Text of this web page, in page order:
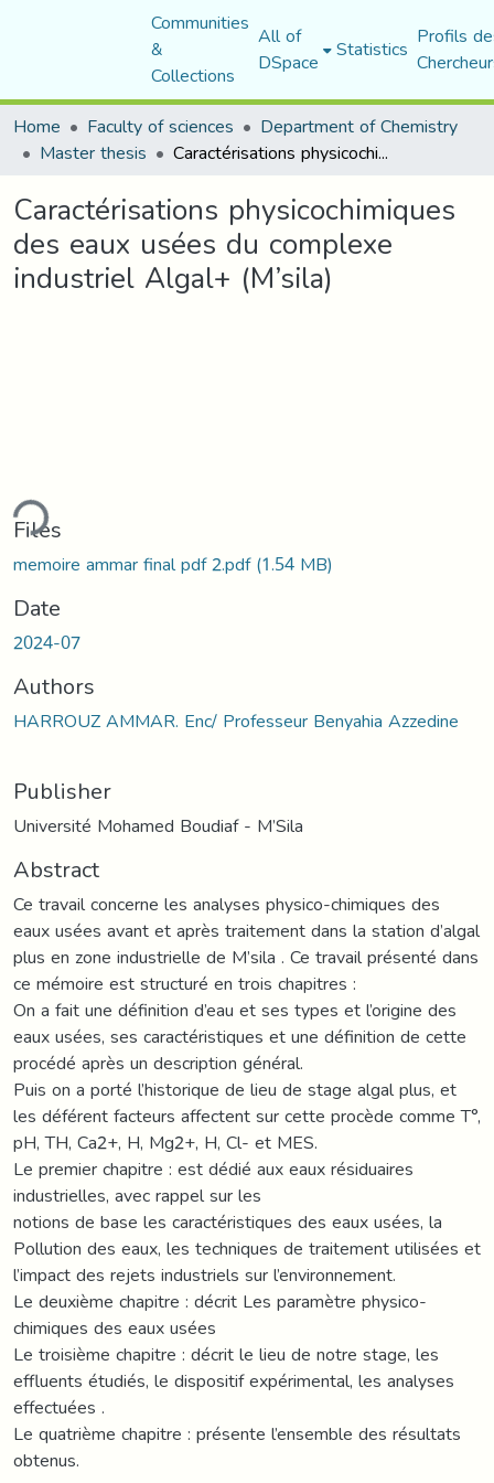
Communities
&
Collections
All of
DSpace Statistics Profils
Home
Faculty of sciences Department of Chemistry
Master thesis Caractérisations physicochimiques des eaux usées du complexe industriel Algal+ (M’sila)
Caractérisations physicochimiques
des eaux usées du complexe
industriel Algal+ (M’sila)
Files
memoire ammar final pdf 2.pdf(1.54 MB)
Date
2024-07
Authors
HARROUZ AMMAR. Enc/ Professeur Benyahia Azzedine
Publisher
Université Mohamed Boudiaf - M’Sila
Abstract
Ce travail concerne les analyses physico-chimiques des
eaux usées avant et après traitement dans la station d’algal
plus en zone industrielle de M’sila . Ce travail présenté dans
ce mémoire est structuré en trois chapitres :
On a fait une définition d’eau et ses types et l’origine des
eaux usées, ses caractéristiques et une définition de cette
procédé après un description général.
Puis on a porté l’historique de lieu de stage algal plus, et
les déférent facteurs affectent sur cette procède comme T°,
pH, TH, Ca2+, H, Mg2+, H, Cl- et MES.
Le premier chapitre : est dédié aux eaux résiduaires
industrielles, avec rappel sur les
notions de base les caractéristiques des eaux usées, la
Pollution des eaux, les techniques de traitement utilisées et
l’impact des rejets industriels sur l’environnement.
Le deuxième chapitre : décrit Les paramètre physico-
chimiques des eaux usées
Le troisième chapitre : décrit le lieu de notre stage, les
effluents étudiés, le dispositif expérimental, les analyses
effectuées .
Le quatrième chapitre : présente l’ensemble des résultats
obtenus.